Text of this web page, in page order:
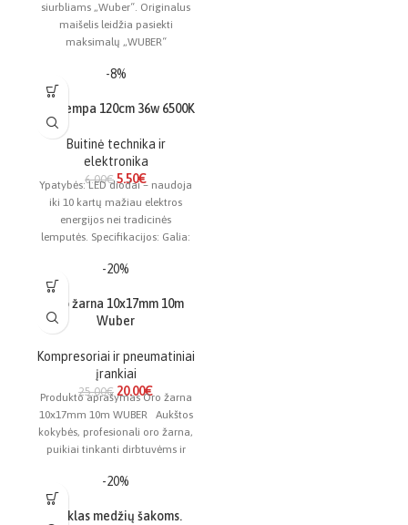
siurbliams „Wuber“. Originalus
maišelis leidžia pasiekti
maksimalų „WUBER“
efektyvumą. Pagamintas iš
-8%
LED lempa 120cm 36w 6500K
Buitinė technika ir
elektronika
6.00€ 5.50€
Ypatybės: LED diodai – naudoja
iki 10 kartų mažiau elektros
energijos nei tradicinės
lemputės. Specifikacijos: Galia:
-20%
Oro žarna 10x17mm 10m
Wuber
Kompresoriai ir pneumatiniai
įrankiai
25.00€ 20.00€
Produkto aprašymas Oro žarna
10x17mm 10m WUBER Aukštos
kokybės, profesionali oro žarna,
puikiai tinkanti dirbtuvėms ir
-20%
Pjūklas medžių šakoms.